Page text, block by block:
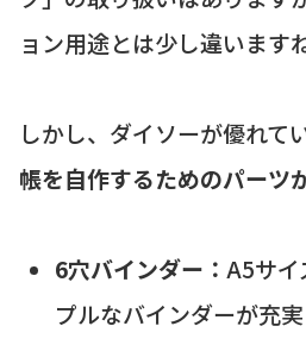
ョン用途とは少し違いますね
しかし、ダイソーが優れて
帳を自作するためのパーツ
6穴バインダー： A5サイ
プルなバインダーが充実